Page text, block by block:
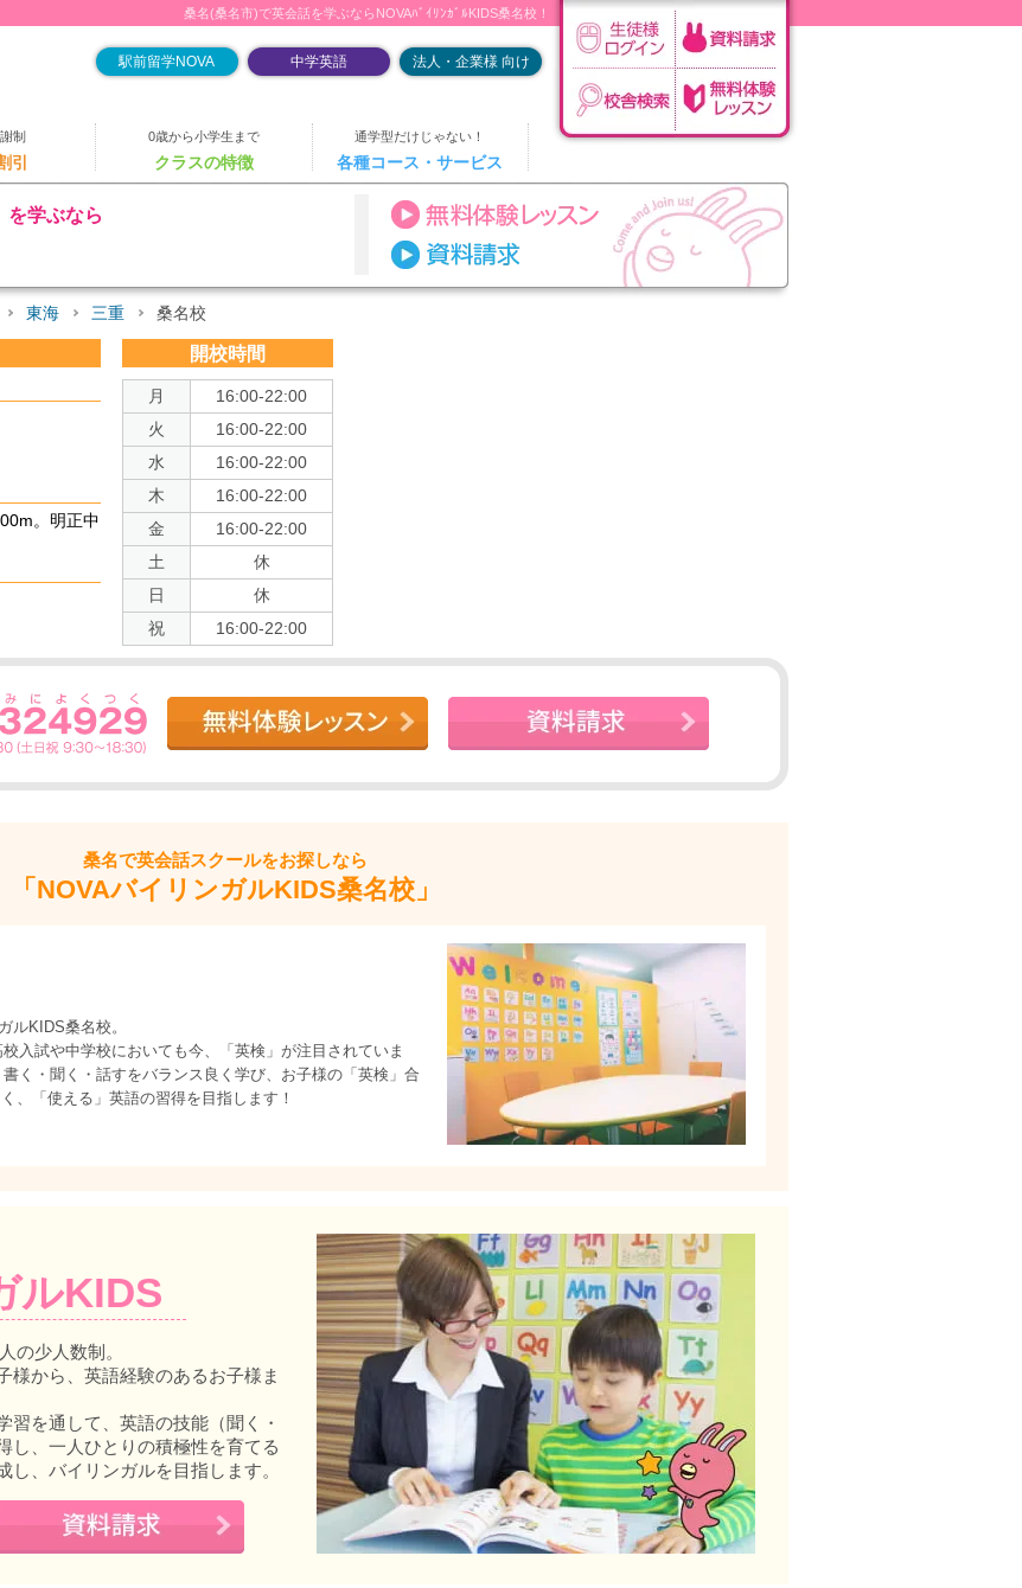
桑名(桑名市)で英会話を学ぶならNOVAﾊﾞｲﾘﾝｶﾞﾙKIDS桑名校！
駅前留学NOVA 中学英語 法人・企業様 向け
制
引
0歳から小学生まで
クラスの特徴
通学型だけじゃない！
各種コース・サービス
を学ぶなら
東海 三重 桑名校
。明正中
開校時間
月
16:00-22:00
火
16:00-22:00
水
16:00-22:00
木
16:00-22:00
金
16:00-22:00
土
休
日
休
祝
16:00-22:00
桑名で英会話スクールをお探しなら
「NOVAバイリンガルKIDS桑名校」
ルKIDS桑名校。
入試や中学校においても今、「英検」が注目されていま
く・聞く・話すをバランス良く学び、お子様の「英検」合
、「使える」英語の習得を目指します！
ルKIDS
の少人数制。
様から、英語経験のあるお子様ま
を通して、英語の技能（聞く・
し、一人ひとりの積極性を育てる
、バイリンガルを目指します。